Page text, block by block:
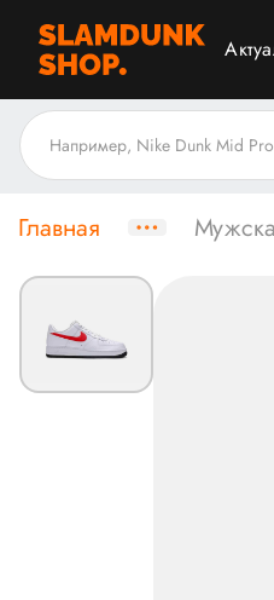
Главная